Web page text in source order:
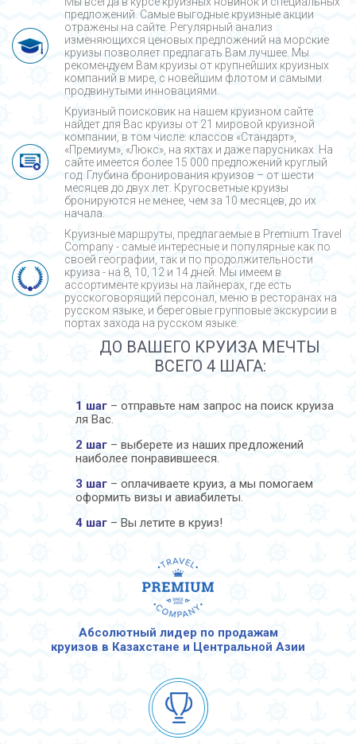
предложений. Самые выгодные круизные акции
отражены на сайте. Регулярный анализ
изменяющихся ценовых предложений на морские
круизы позволяет предлагать Вам лучшее. Мы
рекомендуем Вам круизы от крупнейших круизных
компаний в мире, с новейшим флотом и самыми
продвинутыми инновациями.
Круизный поисковик на нашем круизном сайте
найдет для Вас круизы от 21 мировой круизной
компании, в том числе: классов «Стандарт»,
«Премиум», «Люкс», на яхтах и даже парусниках. На
сайте имеется более 15 000 предложений круглый
год. Глубина бронирования круизов – от шести
месяцев до двух лет. Кругосветные круизы
бронируются не менее, чем за 10 месяцев, до их
начала.
Круизные маршруты, предлагаемые в Premium Travel
Company - cамые интересные и популярные как по
своей географии, так и по продолжительности
круиза - на 8, 10, 12 и 14 дней. Мы имеем в
ассортименте круизы на лайнерах, где есть
русскоговорящий персонал, меню в ресторанах на
русском языке, и береговые групповые экскурсии в
портах захода на русском языке.
ДО ВАШЕГО КРУИЗА МЕЧТЫ
ВСЕГО 4 ШАГА:
1 шаг – отправьте нам запрос на поиск круиза
ля Вас.
2 шаг – выберете из наших предложений
наиболее понравившееся.
3 шаг – оплачиваете круиз, а мы помогаем
оформить визы и авиабилеты.
4 шаг – Вы летите в круиз!
Абсолютный лидер по продажам
круизов в Казахстане и Центральной Азии